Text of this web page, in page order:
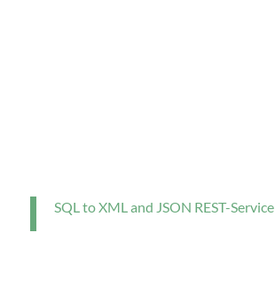
SQL to XML and JSON REST-Service